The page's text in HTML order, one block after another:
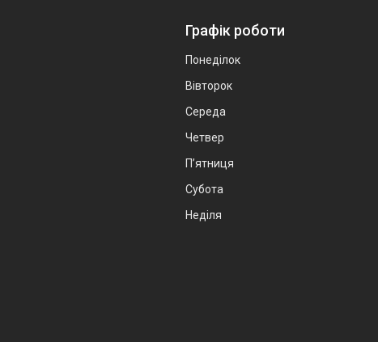
Графік роботи
Понеділок
Вівторок
Середа
Четвер
Пʼятниця
Субота
Неділя